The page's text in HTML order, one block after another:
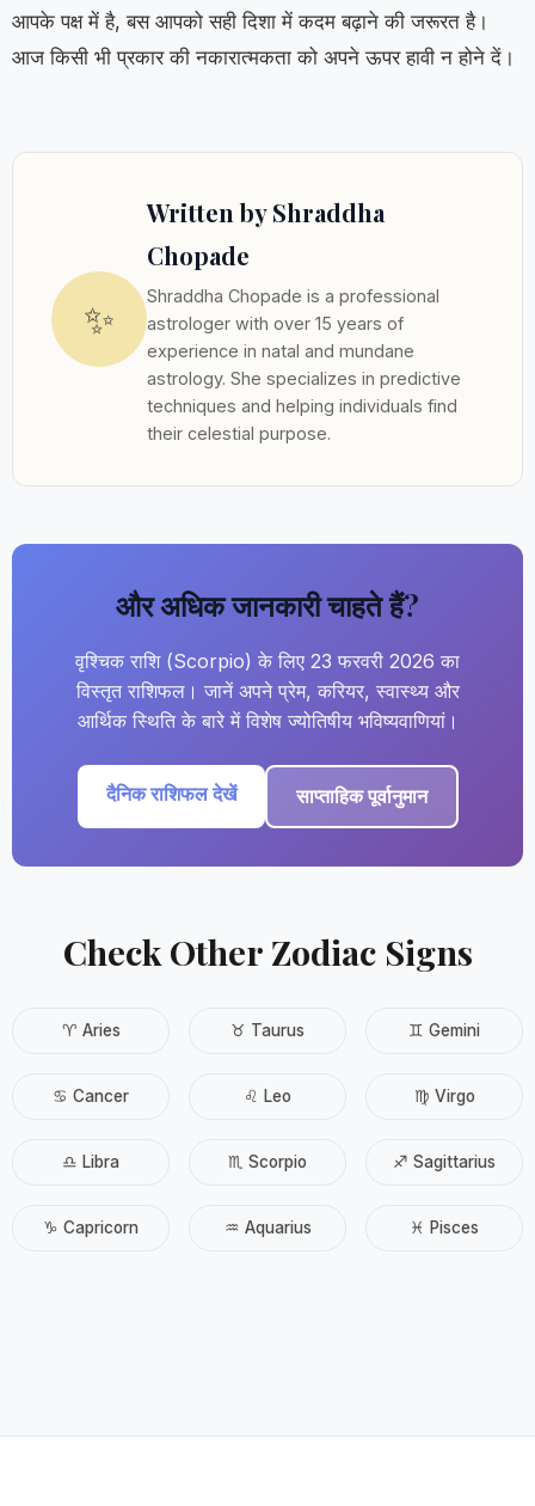
आपके पक्ष में है, बस आपको सही दिशा में कदम बढ़ाने की जरूरत है।
आज किसी भी प्रकार की नकारात्मकता को अपने ऊपर हावी न होने दें।
✨
Written by Shraddha
Chopade
Shraddha Chopade is a professional
astrologer with over 15 years of
experience in natal and mundane
astrology. She specializes in predictive
techniques and helping individuals find
their celestial purpose.
और अधिक जानकारी चाहते हैं?
वृश्चिक राशि (Scorpio) के लिए 23 फरवरी 2026 का
विस्तृत राशिफल। जानें अपने प्रेम, करियर, स्वास्थ्य और
आर्थिक स्थिति के बारे में विशेष ज्योतिषीय भविष्यवाणियां।
दैनिक राशिफल देखें साप्ताहिक पूर्वानुमान
Check Other Zodiac Signs
♈ Aries ♉ Taurus ♊ Gemini
♋ Cancer ♌ Leo ♍ Virgo
♎ Libra ♏ Scorpio ♐ Sagittarius
♑ Capricorn ♒ Aquarius ♓ Pisces